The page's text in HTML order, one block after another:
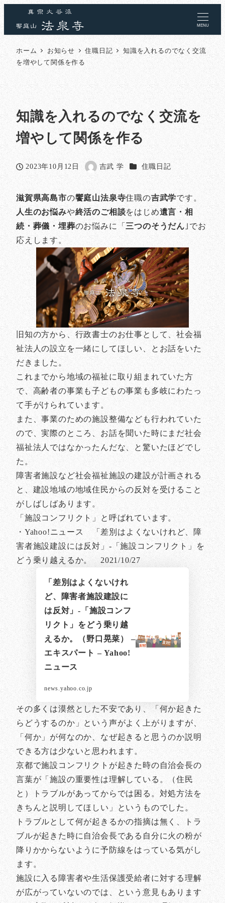
MENU
ホーム お知らせ 住職日記
知識を入れるのでなく交流
を増やして関係を作る
知識を入れるのでなく交流を
増やして関係を作る
投稿日
2023年10月12日
著
者
吉武 学 カテゴリー
住職日記
滋賀県高島市の饗庭山法泉寺住職の吉武学です。
人生のお悩みや終活のご相談をはじめ遺言・相
続・葬儀・埋葬のお悩みに「 三つのそうだん ｣でお
応えします。
旧知の方から、行政書士のお仕事として、社会福
祉法人の設立を一緒にしてほしい、とお話をいた
だきました。
これまでから地域の福祉に取り組まれていた方
で、高齢者の事業も子どもの事業も多岐にわたっ
て手がけられています。
また、事業のための施設整備なども行われていた
ので、実際のところ、お話を聞いた時にまだ社会
福祉法人ではなかったんだな、と驚いたほどでし
た。
障害者施設など社会福祉施設の建設が計画される
と、建設地域の地域住民からの反対を受けること
がしばしばあります。
「施設コンフリクト」と呼ばれています。
・Yahoo!ニュース 「差別はよくないけれど、障
害者施設建設には反対」-「施設コンフリクト」を
どう乗り越えるか。 2021/10/27
「差別はよくないけれ
ど、障害者施設建設に
は反対」-「施設コンフ
リクト」をどう乗り越
えるか。（野口晃菜） –
エキスパート – Yahoo!
ニュース
news.yahoo.co.jp
その多くは漠然とした不安であり、「何か起きた
らどうするのか」という声がよく上がりますが、
「何か」が何なのか、なぜ起きると思うのか説明
できる方は少ないと思われます。
京都で施設コンフリクトが起きた時の自治会長の
言葉が「施設の重要性は理解している。（住民
と）トラブルがあってからでは困る。対処方法を
きちんと説明してほしい」というものでした。
トラブルとして何が起きるかの指摘は無く、トラ
ブルが起きた時に自治会長である自分に火の粉が
降りかからないように予防線をはっている気がし
ます。
施設に入る障害者や生活保護受給者に対する理解
が広がっていないのでは、という意見もあります